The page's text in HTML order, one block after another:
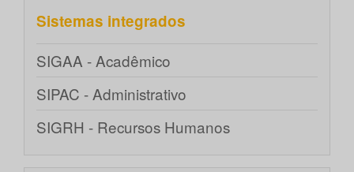
Sistemas integrados
SIGAA - Acadêmico
SIPAC - Administrativo
SIGRH - Recursos Humanos